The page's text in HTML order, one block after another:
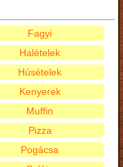
Fagyi
Halételek
Húsételek
Kenyerek
Muffin
Pizza
Pogácsa